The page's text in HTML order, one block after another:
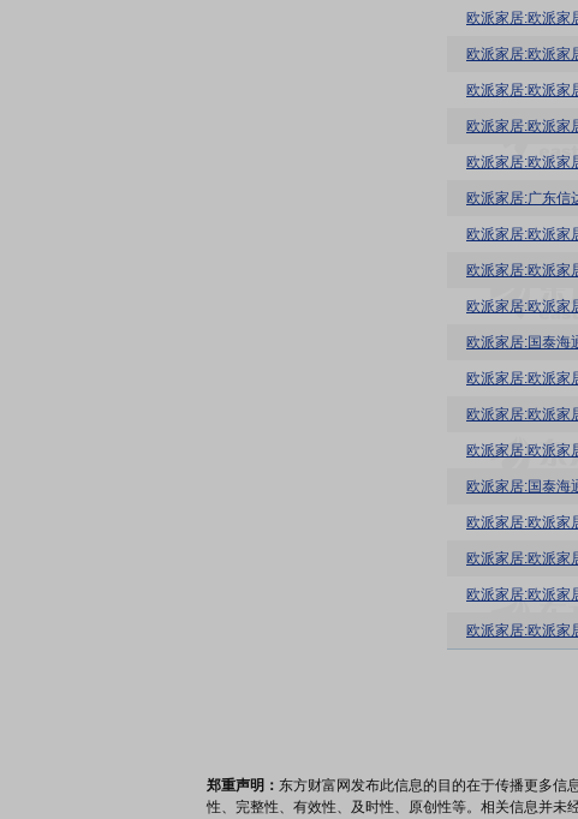
欧派家居:欧派家
欧派家居:欧派家
欧派家居:欧派家
欧派家居:欧派家
欧派家居:欧派家
欧派家居:广东信
欧派家居:欧派家
欧派家居:欧派家
欧派家居:欧派家
欧派家居:欧派家
欧派家居:欧派家
欧派家居:欧派家
欧派家居:欧派家
欧派家居:欧派家
欧派家居:欧派家
欧派家居:欧派家
郑重声明： 东方财富网发布此信息的目的在于传播更多信
性、完整性、有效性、及时性、原创性等。相关信息并未